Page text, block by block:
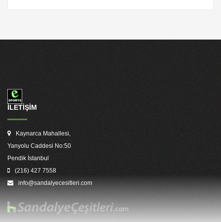
İLETİŞİM
Kaynarca Mahallesi,
Yanyolu Caddesi No:50
Pendik İstanbul
(216) 427 7558
info@sandalyecesitleri.com